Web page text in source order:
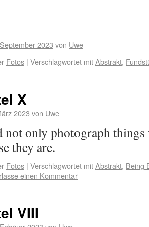
2023 von Uwe
Fotos | Verschlagwortet mitAbstrakt,
X
2023 von Uwe
not only photograph
they are.
Fotos | Verschlagwortet mitAbstrakt, Being
einen Kommentar
VIII